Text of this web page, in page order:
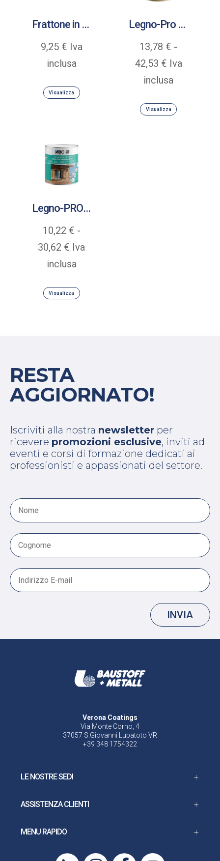
Frattone in acciaio inox con manico in legno cerato
9,25 € Iva
inclusa
Visualizza
Legno-Pro Cerato
13,78 € -
42,53 €Fascia
di
da
Iva
inclusa
Visualizza
Legno-PRO Impregnante
10,22 € -
30,62 € Fascia
di
da
Iva
inclusa
Visualizza
RESTA
AGGIORNATO!
Iscriviti alla nostra newsletter per
ricevere promozioni esclusive, inviti ad
eventi e corsi di formazione dedicati ai
professionisti e appassionati del settore.
INVIA
Verona Coatings
Via Monte Corno, 4
37057 S.Giovanni Lupatoto VR
+39 348 1754322
LE NOSTRE SEDI
ASSISTENZA CLIENTI
MENU RAPIDO